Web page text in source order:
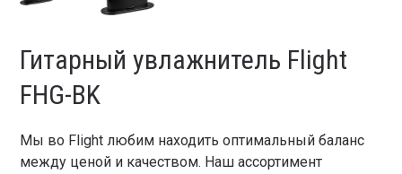
Гитарный увлажнитель Flight
FHG-BK
Мы во Flight любим находить оптимальный баланс
между ценой и качеством. Наш ассортимент